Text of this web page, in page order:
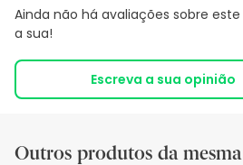
Ainda não há avaliações sobre
a sua!
Escreva a sua opinião
Outros produtos da